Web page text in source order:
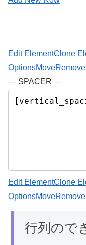
Edit ElementClone
OptionsMove
— SPACER —
Edit ElementClone
OptionsMove
行列ので